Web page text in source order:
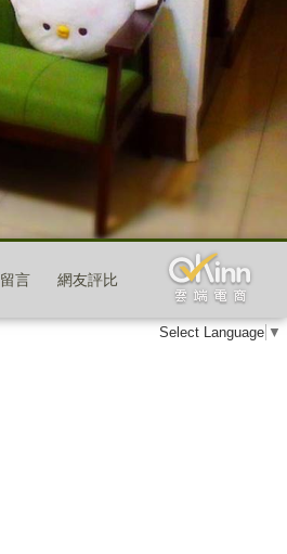
留言 網友評比
Select Language ▼